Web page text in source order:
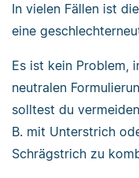
In vielen Fällen ist
eine
Es ist kein Problem,
neutralen
solltest du
B. mit Unterstrich
Schrägstrich zu